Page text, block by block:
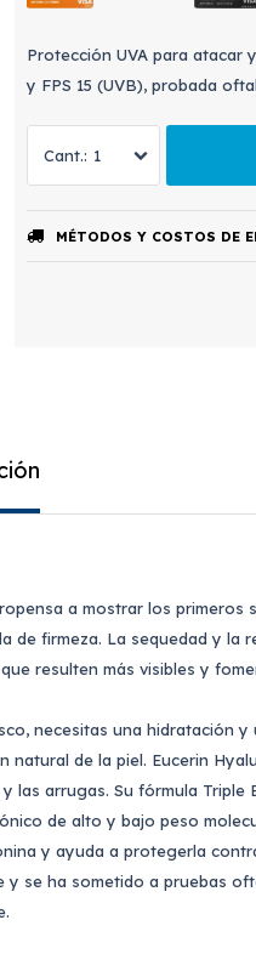
Protección UVA para atacar
y FPS 15 (UVB), probada
1
MÉTODOS Y COSTOS DE
a mostrar los primeros
de firmeza. La sequedad y la
resulten más visibles y
necesitas una hidratación y
de la piel. Eucerin
las arrugas. Su fórmula Triple
de alto y bajo peso
y ayuda a protegerla
y se ha sometido a pruebas